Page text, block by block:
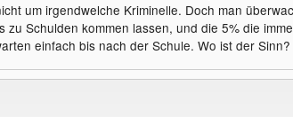
um irgendwelche Kriminelle. Doch man
zu Schulden kommen lassen, und die 5% die
einfach bis nach der Schule. Wo ist der Sinn?